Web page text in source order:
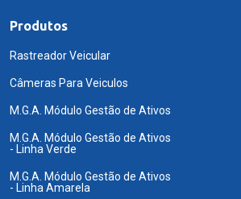
Produtos
Rastreador Veicular
Câmeras Para Veiculos
M.G.A. Módulo Gestão de Ativos
M.G.A. Módulo Gestão de Ativos
- Linha Verde
M.G.A. Módulo Gestão de Ativos
- Linha Amarela